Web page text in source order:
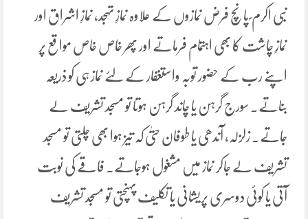
نبی اکرم ؐ پانچ فرض نمازوں کے علاوہ نمازِ تہجد، نمازِ اشراق اور
نمازِ چاشت کا بھی اہتمام فرماتے اور پھر خاص خاص مواقع پر
اپنے رب کے حضور توبہ واستغفار کے لئے نماز ہی کو ذریعہ
بناتے۔ سورج گرہن یا چاند گرہن ہوتا تو مسجد تشریف لے
جاتے۔ زلزلہ، آندھی یا طوفان حتیٰ کہ تیز ہوا بھی چلتی تو مسجد
تشریف لے جاکر نماز میں مشغول ہوجاتے۔ فاقے کی نوبت
آتی یا کوئی دوسری پریشانی یا تکلیف پہنچتی تو مسجد تشریف